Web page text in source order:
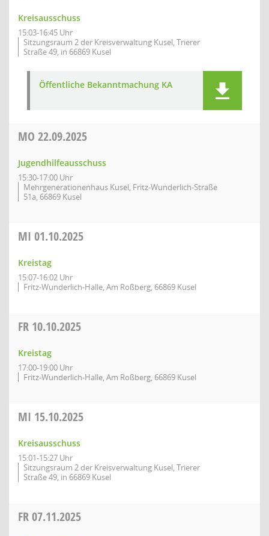
Kreisausschuss
15:03-16:45 Uhr
Sitzungsraum 2 der Kreisverwaltung Kusel, Trierer
Straße 49, in 66869 Kusel
Öffentliche Bekanntmachung KA
MO 22.09.2025
Jugendhilfeausschuss
15:30-17:00 Uhr
Mehrgenerationenhaus Kusel, Fritz-Wunderlich-Straße
51a, 66869 Kusel
MI 01.10.2025
Kreistag
15:07-16:02 Uhr
Fritz-Wunderlich-Halle, Am Roßberg, 66869 Kusel
FR 10.10.2025
Kreistag
17:00-19:00 Uhr
Fritz-Wunderlich-Halle, Am Roßberg, 66869 Kusel
MI 15.10.2025
Kreisausschuss
15:01-15:27 Uhr
Sitzungsraum 2 der Kreisverwaltung Kusel, Trierer
Straße 49, in 66869 Kusel
FR07.11.2025